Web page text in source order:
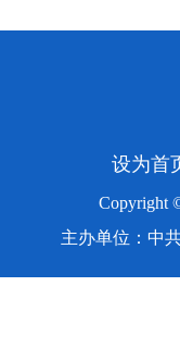
设为首
Copyright
主办单位：中